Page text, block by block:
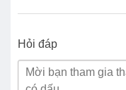
Hỏi đáp